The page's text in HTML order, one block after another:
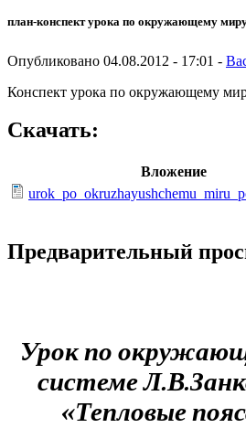
план-конспект урока по окружающему
Опубликовано 04.08.2012 - 17:01 -
Конспект урока по окружающему
Скачать:
Вложение
Предварительный
Урок по
системе
«Тепловые